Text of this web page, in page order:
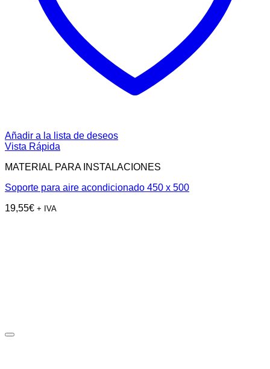
Añadir a la lista de deseos
Vista Rápida
MATERIAL PARA INSTALACIONES
Soporte para aire acondicionado 450 x 500
19,55€ + IVA